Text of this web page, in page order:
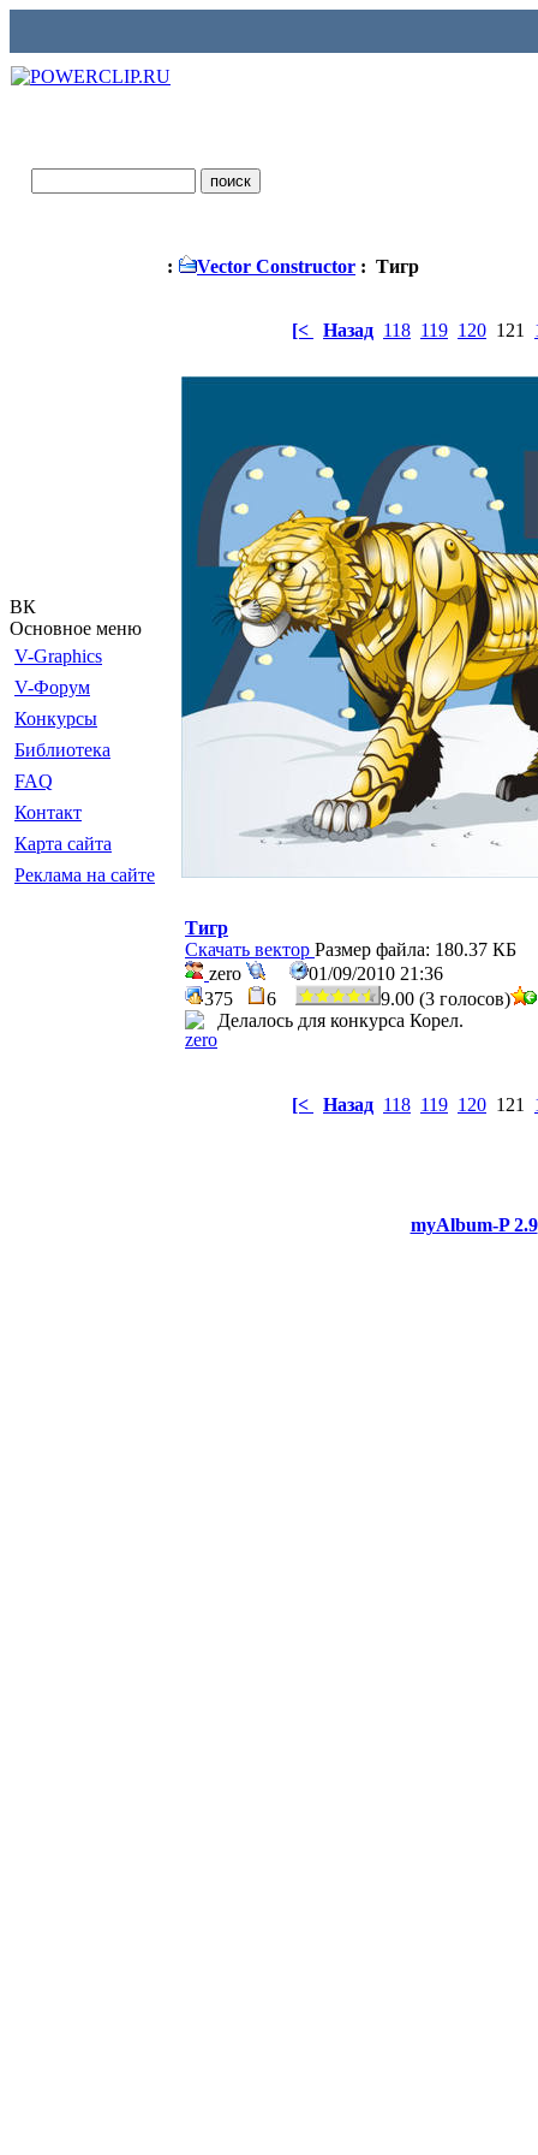
ВК
Основное меню
V-Graphics
V-Форум
Конкурсы
Библиотека
FAQ
Контакт
Карта сайта
Реклама на сайте
: Vector Constructor : Тигр
[< Назад 118 119 120 121
Тигр
Скачать вектор Размер файла: 180.37 КБ
zero
01/09/2010 21:36
375
6
9.00 (3 голосов)
Делалось для конкурса Корел.
[< Назад 118 119 120 121
myAlbum-P 2.9